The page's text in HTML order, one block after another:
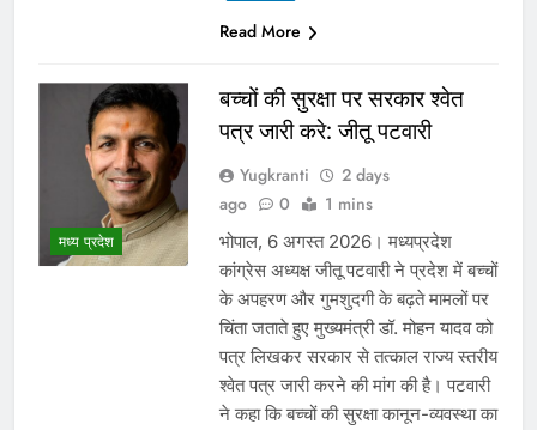
Read More
मध्य प्रदेश
बच्चों की सुरक्षा पर सरकार श्वेत
पत्र जारी करे: जीतू पटवारी
Yugkranti
2 days
ago
0 1 mins
भोपाल, 6 अगस्त 2026। मध्यप्रदेश
कांग्रेस अध्यक्ष जीतू पटवारी ने प्रदेश में बच्चों
के अपहरण और गुमशुदगी के बढ़ते मामलों पर
चिंता जताते हुए मुख्यमंत्री डॉ. मोहन यादव को
पत्र लिखकर सरकार से तत्काल राज्य स्तरीय
श्वेत पत्र जारी करने की मांग की है। पटवारी
ने कहा कि बच्चों की सुरक्षा कानून-व्यवस्था का